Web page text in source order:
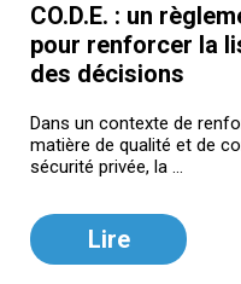
CO.D.E. : un
pour renforcer la
des décisions
Dans un contexte de
matière de qualité et de
sécurité privée, la ...
Lire